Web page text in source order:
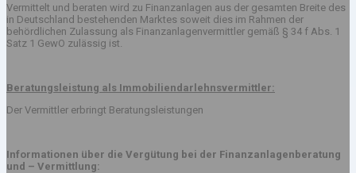
Vermittelt und beraten wird zu Finanzanlagen aus der gesamten Breite des
in Deutschland bestehenden Marktes soweit dies im Rahmen der
behördlichen Zulassung als Finanzanlagenvermittler gemäß § 34 f Abs. 1
Satz 1 GewO zulässig ist.
Beratungsleistung als Immobiliendarlehnsvermittler:
Der Vermittler erbringt Beratungsleistungen
Informationen über die Vergütung bei der Finanzanlagenberatung
und – Vermittlung: